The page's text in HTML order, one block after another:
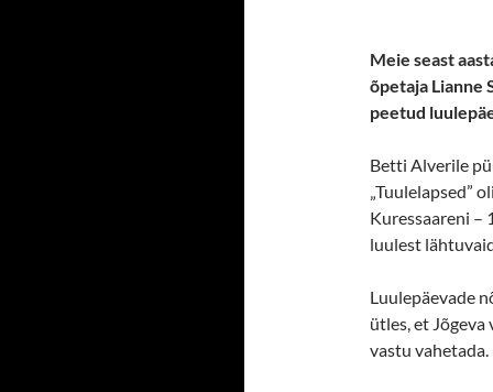
Meie seast
õpetaja Lianne
peetud luule
Betti Alverile
„Tuulelapsed”
Kuressaareni –
luulest
Luulepäevade
ütles, et
vastu vahetada.